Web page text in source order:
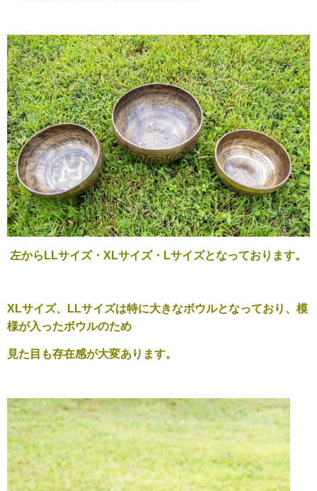
左からLLサイズ・XLサイズ・Lサイズとなっております。
XLサイズ、LLサイズは特に大きなボウルとなっており、模
様が入ったボウルのため
見た目も存在感が大変あります。